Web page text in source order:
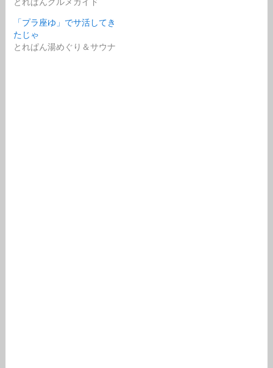
「プラ座ゆ」でサ活してき
たじゃ
とれぱん湯めぐり＆サウナ